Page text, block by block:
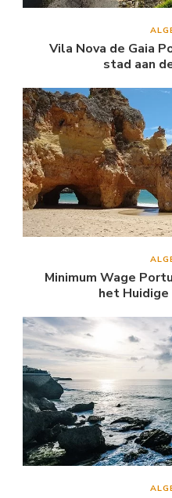
Vila Nova de Gaia
stad aan
Minimum Wage
het Huidige